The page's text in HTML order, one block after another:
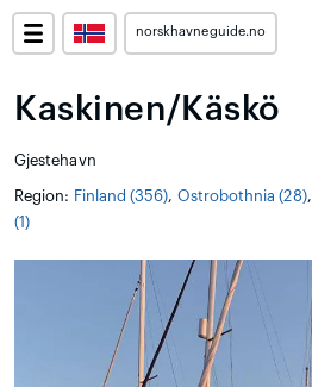
norskhavneguide.no
Kaskinen/Käskö
Gjestehavn
Region: Finland (356), Ostrobothnia (28),
(1)